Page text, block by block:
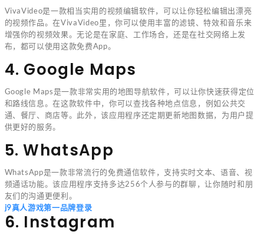
VivaVideo是一款相当实用的视频编辑软件，可以让你轻松编辑出漂亮
的视频作品。在VivaVideo里，你可以使用丰富的滤镜、特效和音乐来
增强你的视频效果。无论是在家庭、工作场合，还是在社交网络上发
布，都可以使用这款免费App。
4. Google Maps
Google Maps是一款非常实用的地图导航软件，可以让你快速获得定位
和路线信息。在这款软件中，你可以查找各种地点信息，例如公共交
通、餐厅、商店等。此外，该应用程序还定期更新地图数据，为用户提
供更好的服务。
5. WhatsApp
WhatsApp是一款非常流行的免费通信软件，支持实时文本、语音、视
频通话功能。该应用程序支持多达256个人参与的群聊，让你随时和朋
友们的沟通更便利。
j9真人游戏第一品牌登录
6. Instagram